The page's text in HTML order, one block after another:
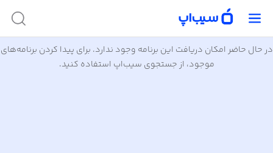
در حال حاضر امکان دریافت این برنامه وجود ندارد. برای پیدا کردن برنامه‌های
موجود، از جستجوی سیب‌اپ استفاده کنید.